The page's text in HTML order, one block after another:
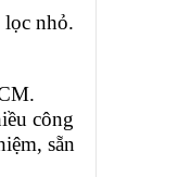
lọc nhỏ.
công
sẵn